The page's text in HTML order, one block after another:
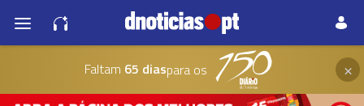
Faltam 65 diaspara os ×